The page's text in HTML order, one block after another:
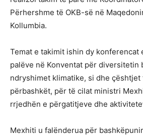
Përhershme të OKB-së në
Kollumbia.
Temat e takimit ishin dy konferencat
palëve në Konventat për diversitetin
ndryshimet klimatike, si dhe
përbashkët, për të cilat ministri
rrjedhën e përgatitjeve dhe
Mexhiti u falënderua për